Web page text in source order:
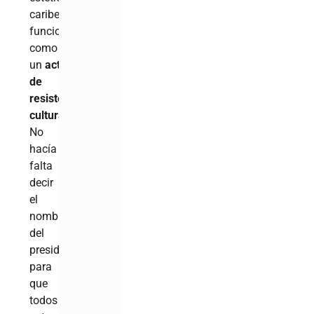
caribeña
funcionaron
como
unacto
de
resistencia
cultural
No
hacía
falta
decir
el
nombre
del
presidente
para
que
todos